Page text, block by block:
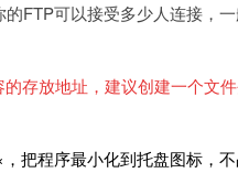
FTP可以接受多少人连接，
存放地址，建议创建一个文
把程序最小化到托盘图标，